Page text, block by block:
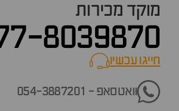
מוקד מכירות
8039870
חייגו עכשיוcall now
וואטסאפ - 054-3887201